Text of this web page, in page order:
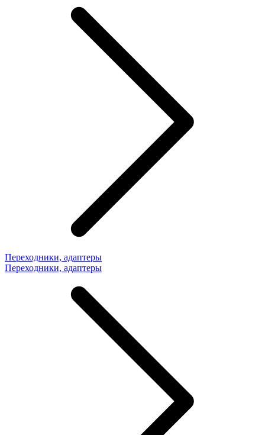
Переходники, адаптеры
Переходники, адаптеры